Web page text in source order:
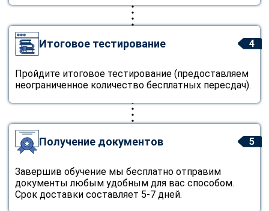
4
Итоговое тестирование
Пройдите итоговое тестирование (предоставляем
неограниченное количество бесплатных пересдач).
5
Получение документов
Завершив обучение мы бесплатно отправим
документы любым удобным для вас способом.
Срок доставки составляет 5-7 дней.